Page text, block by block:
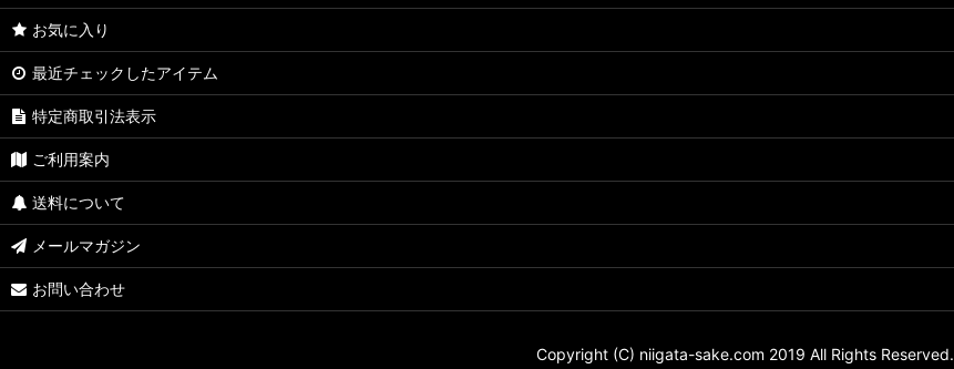
お気に入り
最近チェックしたアイテム
特定商取引法表示
ご利用案内
送料について
メールマガジン
お問い合わせ
Copyright (C) niigata-sake.com 2019 All Rights Reserved.